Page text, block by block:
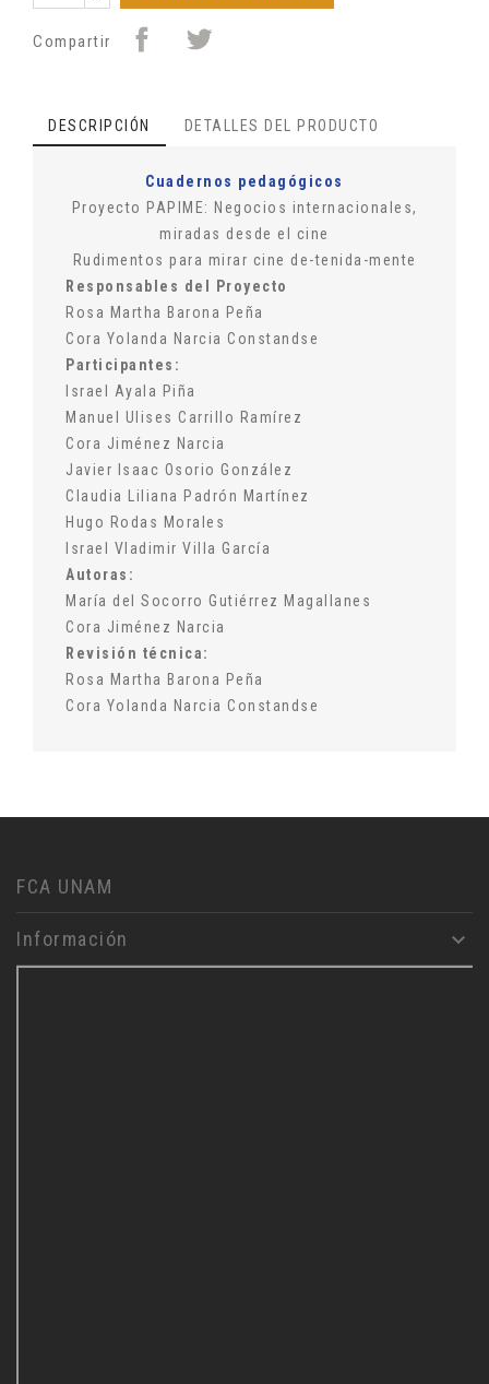
Compartir
DESCRIPCIÓN DETALLES DEL PRODUCTO
Cuadernos pedagógicos
Proyecto PAPIME: Negocios internacionales,
miradas desde el cine
Rudimentos para mirar cine de-tenida-mente
Responsables del Proyecto
Rosa Martha Barona Peña
Cora Yolanda Narcia Constandse
Participantes:
Israel Ayala Piña
Manuel Ulises Carrillo Ramírez
Cora Jiménez Narcia
Javier Isaac Osorio González
Claudia Liliana Padrón Martínez
Hugo Rodas Morales
Israel Vladimir Villa García
Autoras:
María del Socorro Gutiérrez Magallanes
Cora Jiménez Narcia
Revisión técnica:
Rosa Martha Barona Peña
Cora Yolanda Narcia Constandse
FCA UNAM
Información 